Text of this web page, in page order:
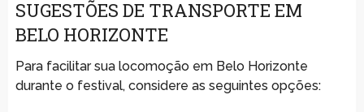
SUGESTÕES DE TRANSPORTE EM
BELO HORIZONTE
Para facilitar sua locomoção em Belo Horizonte
durante o festival, considere as seguintes opções: